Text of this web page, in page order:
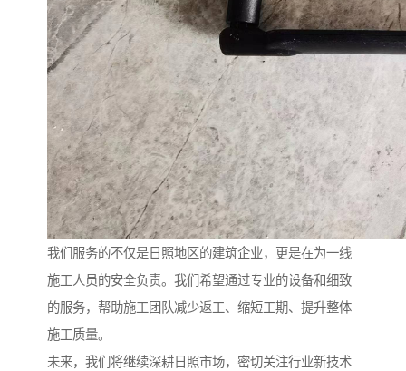
我们服务的不仅是日照地区的建筑企业，更是在为一线
施工人员的安全负责。我们希望通过专业的设备和细致
的服务，帮助施工团队减少返工、缩短工期、提升整体
施工质量。
未来，我们将继续深耕日照市场，密切关注行业新技术